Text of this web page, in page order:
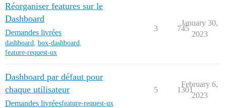
Réorganiser features sur le
Dashboard
Demandes livrées
dashboard box-dashboard
feature-request-ux
3 745
January 30,
2023
Dashboard par défaut pour
chaque utilisateur
Demandes livréesfeature-request-ux
5 1301
February 6,
2023